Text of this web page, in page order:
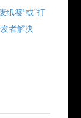
纸篓“或”打
者解决